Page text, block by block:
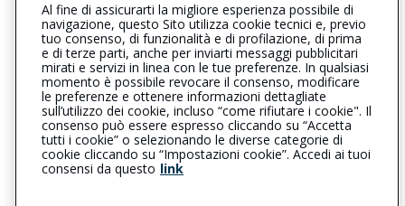
0670304973 0670452302
romaportamaggiore@cattolica.it
smiroldoassicurazionisnc@altapec.it
L’intermediario è soggetto al controllo dell’IVASS. Consulta il
Registro RUI al seguentelink
Al fine di assicurarti la migliore esperienza possibile di
navigazione, questo Sito utilizza cookie tecnici e, previo
tuo consenso, di funzionalità e di profilazione, di prima
e di terze parti, anche per inviarti messaggi pubblicitari
mirati e servizi in linea con le tue preferenze. In qualsiasi
momento è possibile revocare il consenso, modificare
le preferenze e ottenere informazioni dettagliate
sull’utilizzo dei cookie, incluso “come rifiutare i cookie". Il
consenso può essere espresso cliccando su “Accetta
tutti i cookie” o selezionando le diverse categorie di
cookie cliccando su “Impostazioni cookie”. Accedi ai tuoi
consensi da questo link